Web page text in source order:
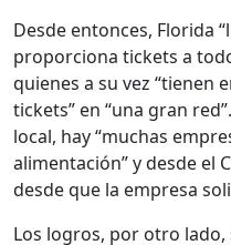
Desde entonces, Florida
proporciona tickets a
quienes a su vez “tienen
tickets” en “una gran
local, hay “muchas
alimentación” y desde el
desde que la empresa
Los logros, por otro